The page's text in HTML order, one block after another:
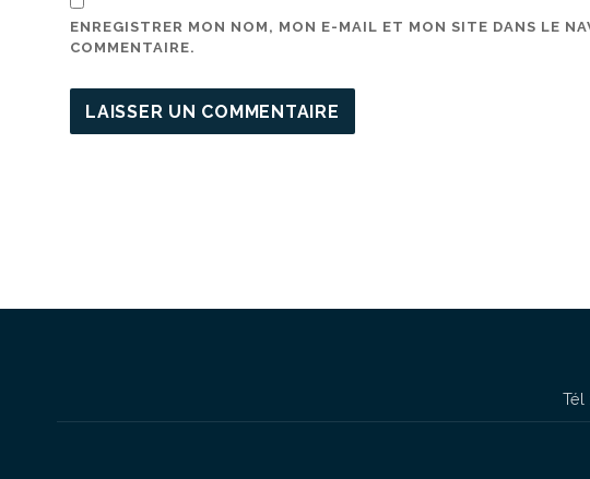
ENREGISTRER MON NOM, MON E-MAIL ET MON SITE DANS LE
COMMENTAIRE.
Tél